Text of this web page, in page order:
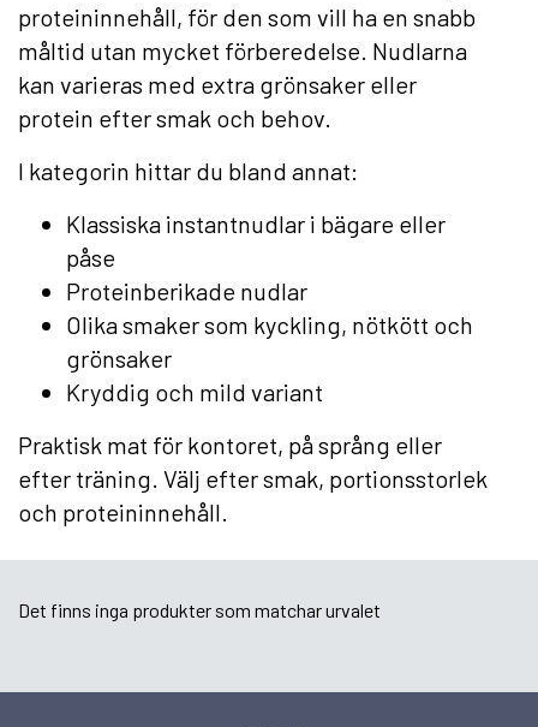
proteininnehåll, för den som vill ha en snabb
måltid utan mycket förberedelse. Nudlarna
kan varieras med extra grönsaker eller
protein efter smak och behov.
I kategorin hittar du bland annat:
Klassiska instantnudlar i bägare eller
påse
Proteinberikade nudlar
Olika smaker som kyckling, nötkött och
grönsaker
Kryddig och mild variant
Praktisk mat för kontoret, på språng eller
efter träning. Välj efter smak, portionsstorlek
och proteininnehåll.
Det finns inga produkter som matchar urvalet